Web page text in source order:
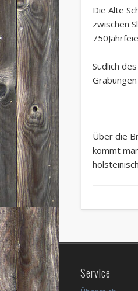
Die Alte
zwischen
Südlich
Über die
kommt
Service